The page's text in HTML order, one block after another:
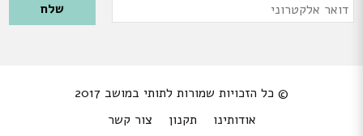
Please leave this field empty.
דואר
© כל הזכויות שמורות לתותי במושב 2017
אודותינו
תקנון צור קשר